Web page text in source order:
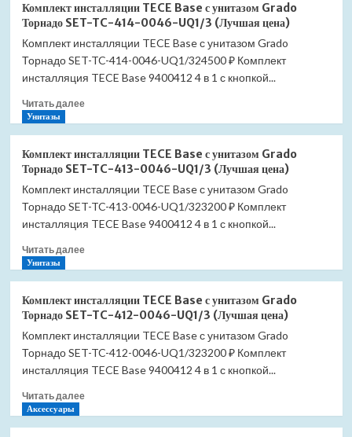
поддон
прямоугольный
RGW
B/CL-
S
16180279-
(Лучшая
Комплект инсталляции TECE Base с унитазом Grado
Торнадо SET-TC-414-0046-UQ1/3 (Лучшая цена)
Комплект инсталляции TECE Base с унитазом Grado
Торнадо SET-TC-414-0046-UQ1/324500 ₽ Комплект
инсталляция TECE Base 9400412 4 в 1 с кнопкой...
Читать далееПрочитать
инсталляции
TECE
Base
с
унитазом
Торнадо
TC-
0046-
(Лучшая
цена)
Унитазы
Комплект инсталляции TECE Base с унитазом Grado
Торнадо SET-TC-413-0046-UQ1/3 (Лучшая цена)
Комплект инсталляции TECE Base с унитазом Grado
Торнадо SET-TC-413-0046-UQ1/323200 ₽ Комплект
инсталляция TECE Base 9400412 4 в 1 с кнопкой...
Читать далееПрочитать
инсталляции
TECE
Base
с
унитазом
Торнадо
TC-
Унитазы
Комплект инсталляции TECE Base с унитазом Grado
Торнадо SET-TC-412-0046-UQ1/3 (Лучшая цена)
Комплект инсталляции TECE Base с унитазом Grado
Торнадо SET-TC-412-0046-UQ1/323200 ₽ Комплект
инсталляция TECE Base 9400412 4 в 1 с кнопкой...
Читать далееПрочитать
Аксессуары